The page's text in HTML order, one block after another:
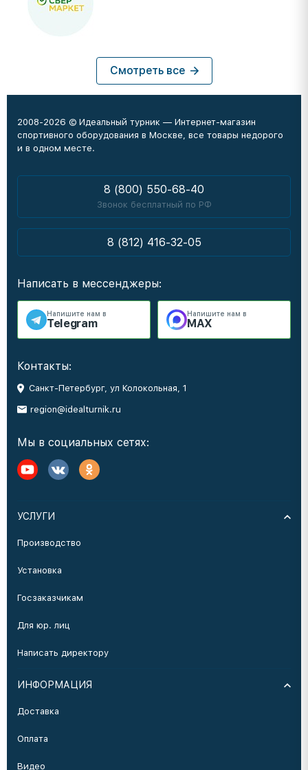
Смотреть все
2008-2026 © Идеальный турник — Интернет-магазин
спортивного оборудования в Москве, все товары недорого
и в одном месте.
8 (800) 550-68-40
Звонок бесплатный по РФ
8 (812) 416-32-05
Написать в мессенджеры:
Напишите нам в
Telegram
Напишите нам в
MAX
Контакты:
Санкт-Петербург, ул Колокольная, 1
region@idealturnik.ru
Мы в социальных сетях:
УСЛУГИ
Производство
Установка
Госзаказчикам
Для юр. лиц
Написать директору
ИНФОРМАЦИЯ
Доставка
Оплата
Видео